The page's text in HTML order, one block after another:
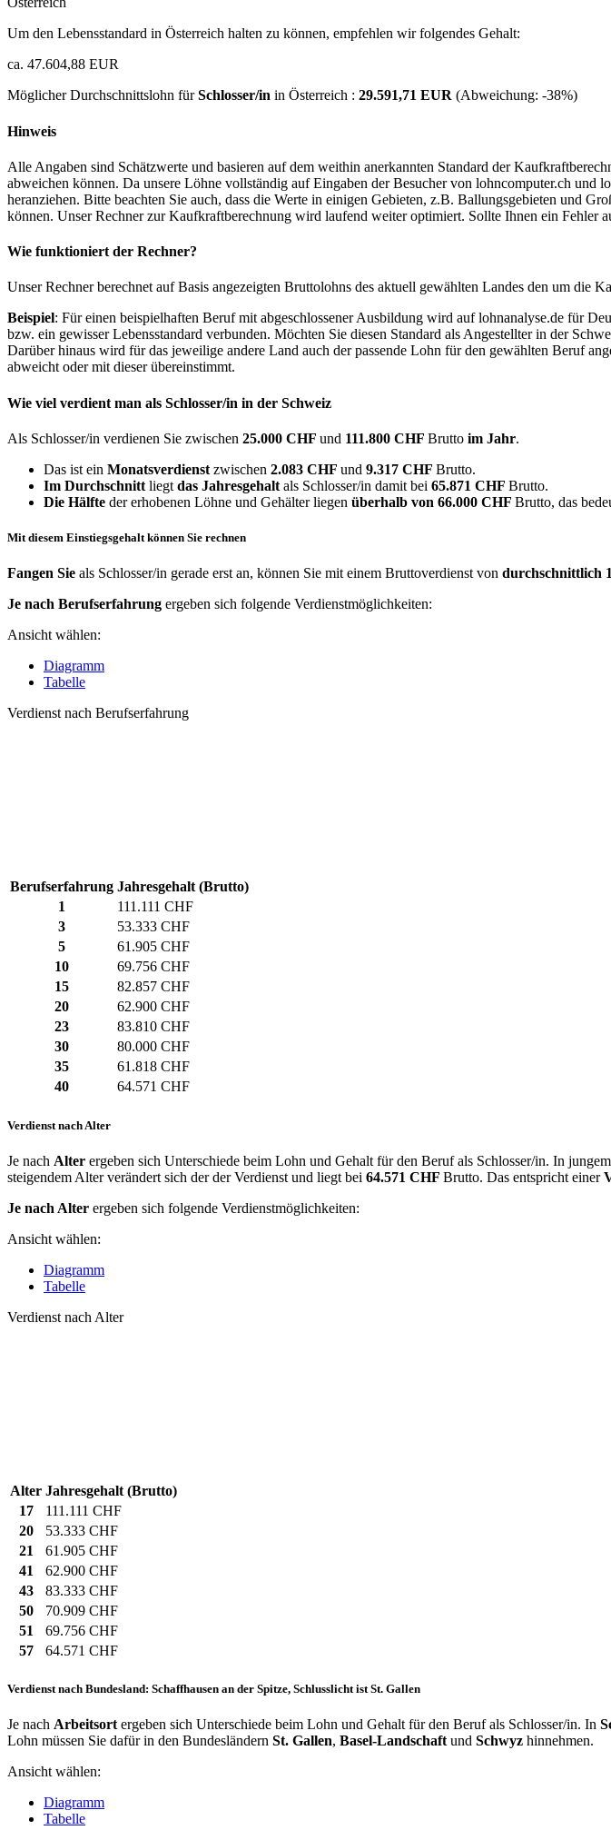
Um den Lebensstandard in Österreich halten zu können, empfehlen wir folgendes Gehalt:
ca. 47.604,88 EUR
Möglicher Durchschnittslohn fürSchlosser/in in Österreich : 29.591,71 EUR (Abweichung: -38%)
Hinweis
Alle Angaben sind Schätzwerte und basieren auf dem weithin anerkannten Standard der
abweichen können. Da unsere Löhne vollständig auf Eingaben der Besucher von lohncomputer.ch
heranziehen. Bitte beachten Sie auch, dass die Werte in einigen Gebieten, z.B. Ballungsgebieten und
können. Unser Rechner zur Kaufkraftberechnung wird laufend weiter optimiert. Sollte Ihnen ein Fehler
Wie funktioniert der Rechner?
Unser Rechner berechnet auf Basis angezeigten Bruttolohns des aktuell gewählten Landes den um die
Beispiel: Für einen beispielhaften Beruf mit abgeschlossener Ausbildung wird auf lohnanalyse.de für
bzw. ein gewisser Lebensstandard verbunden. Möchten Sie diesen Standard als Angestellter in der
Darüber hinaus wird für das jeweilige andere Land auch der passende Lohn für den gewählten Beruf
abweicht oder mit dieser übereinstimmt.
Wie viel verdient man als Schlosser/in in der Schweiz
Als Schlosser/in verdienen Sie zwischen 25.000 CHF und 111.800 CHF Brutto im Jahr.
Das ist ein Monatsverdienst zwischen 2.083 CHF und 9.317 CHF Brutto.
Im Durchschnitt liegt das Jahresgehalt als Schlosser/in damit bei 65.871 CHF Brutto.
Die Hälfte der erhobenen Löhne und Gehälter liegen überhalb von 66.000 CHF Brutto, das
Mit diesem Einstiegsgehalt können Sie rechnen
Fangen Sie als Schlosser/in gerade erst an, können Sie mit einem Bruttoverdienst von durchschnittlich
Je nach Berufserfahrung ergeben sich folgende Verdienstmöglichkeiten:
Ansicht wählen:
Diagramm
Tabelle
Verdienst nach Berufserfahrung
Berufserfahrung Jahresgehalt (Brutto)
1
111.111 CHF
3
53.333 CHF
5
61.905 CHF
10
69.756 CHF
15
82.857 CHF
20
62.900 CHF
23
83.810 CHF
30
80.000 CHF
35
61.818 CHF
40
64.571 CHF
Verdienst nach Alter
Je nach Alter ergeben sich Unterschiede beim Lohn und Gehalt für den Beruf als Schlosser/in. In
steigendem Alter verändert sich der der Verdienst und liegt bei 64.571 CHF Brutto. Das entspricht einer
Je nach Alter ergeben sich folgende Verdienstmöglichkeiten:
Ansicht wählen:
Diagramm
Tabelle
Verdienst nach Alter
Alter Jahresgehalt (Brutto)
17
111.111 CHF
20
53.333 CHF
21
61.905 CHF
41
62.900 CHF
43
83.333 CHF
50
70.909 CHF
51
69.756 CHF
57
64.571 CHF
Verdienst nach Bundesland: Schaffhausen an der Spitze, Schlusslicht ist St. Gallen
Je nach Arbeitsort ergeben sich Unterschiede beim Lohn und Gehalt für den Beruf als Schlosser/in. In
Lohn müssen Sie dafür in den Bundesländern St. Gallen, Basel-Landschaft und Schwyz hinnehmen.
Ansicht wählen:
Diagramm
Tabelle